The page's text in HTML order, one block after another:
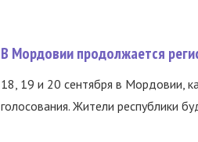
В Мордовии продолжается
18, 19 и 20 сентября в Мордовии,
голосования. Жители республики